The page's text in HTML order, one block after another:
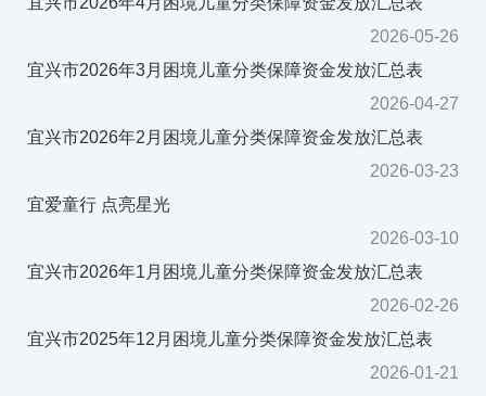
2026-05-26
宜兴市2026年3月困境儿童分类保障资金发放汇总表
2026-04-27
宜兴市2026年2月困境儿童分类保障资金发放汇总表
2026-03-23
宜爱童行 点亮星光
2026-03-10
宜兴市2026年1月困境儿童分类保障资金发放汇总表
2026-02-26
宜兴市2025年12月困境儿童分类保障资金发放汇总表
2026-01-21